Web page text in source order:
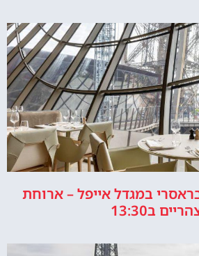
במגדל אייפל – ארוחת
ב13:30